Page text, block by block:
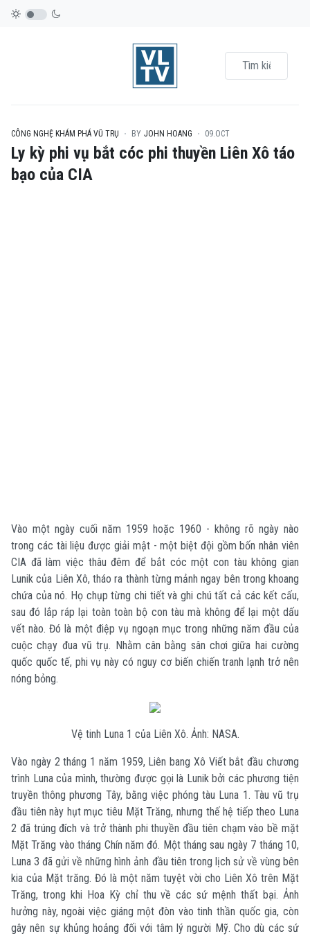
CÔNG NGHỆ KHÁM PHÁ VŨ TRỤ BY JOHN HOANG 09.OCT
Ly kỳ phi vụ bắt cóc phi thuyền Liên Xô táo
bạo của CIA
Vào một ngày cuối năm 1959 hoặc 1960 - không rõ ngày nào
trong các tài liệu được giải mật - một biệt đội gồm bốn nhân viên
CIA đã làm việc thâu đêm để bắt cóc một con tàu không gian
Lunik của Liên Xô, tháo ra thành từng mảnh ngay bên trong khoang
chứa của nó. Họ chụp từng chi tiết và ghi chú tất cả các kết cấu,
sau đó lắp ráp lại toàn toàn bộ con tàu mà không để lại một dấu
vết nào. Đó là một điệp vụ ngoạn mục trong những năm đầu của
cuộc chạy đua vũ trụ. Nhằm cân bằng sân chơi giữa hai cường
quốc quốc tế, phi vụ này có nguy cơ biến chiến tranh lạnh trở nên
nóng bỏng.
Vệ tinh Luna 1 của Liên Xô. Ảnh: NASA.
Vào ngày 2 tháng 1 năm 1959, Liên bang Xô Viết bắt đầu chương
trình Luna của mình, thường được gọi là Lunik bởi các phương tiện
truyền thông phương Tây, bằng việc phóng tàu Luna 1. Tàu vũ trụ
đầu tiên này hụt mục tiêu Mặt Trăng, nhưng thế hệ tiếp theo Luna
2 đã trúng đích và trở thành phi thuyền đầu tiên chạm vào bề mặt
Mặt Trăng vào tháng Chín năm đó. Một tháng sau ngày 7 tháng 10,
Luna 3 đã gửi về những hình ảnh đầu tiên trong lịch sử về vùng bên
kia của Mặt trăng. Đó là một năm tuyệt vời cho Liên Xô trên Mặt
Trăng, trong khi Hoa Kỳ chỉ thu về các sứ mệnh thất bại. Ảnh
hưởng này, ngoài việc giáng một đòn vào tinh thần quốc gia, còn
gây nên sự khủng hoảng đối với tâm lý người Mỹ. Cho dù các sứ